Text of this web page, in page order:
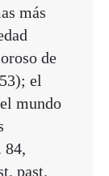
más
de
el
mundo
84,
past.